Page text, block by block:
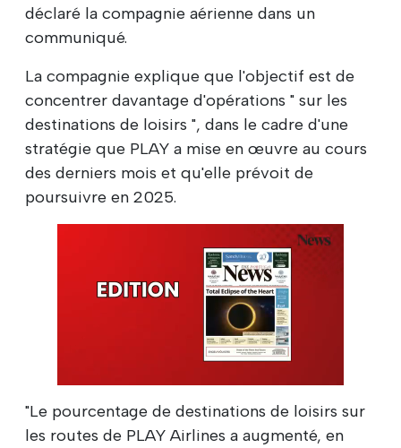
déclaré la compagnie aérienne dans un
communiqué.
La compagnie explique que l'objectif est de
concentrer davantage d'opérations " sur les
destinations de loisirs ", dans le cadre d'une
stratégie que PLAY a mise en œuvre au cours
des derniers mois et qu'elle prévoit de
poursuivre en 2025.
"Le pourcentage de destinations de loisirs sur
les routes de PLAY Airlines a augmenté, en